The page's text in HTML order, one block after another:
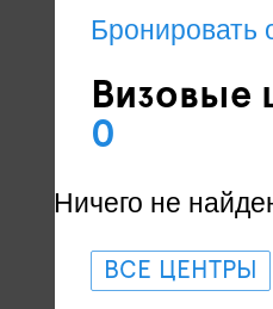
Бронировать
Визовые
0
Ничего не
ВСЕ ЦЕНТРЫ